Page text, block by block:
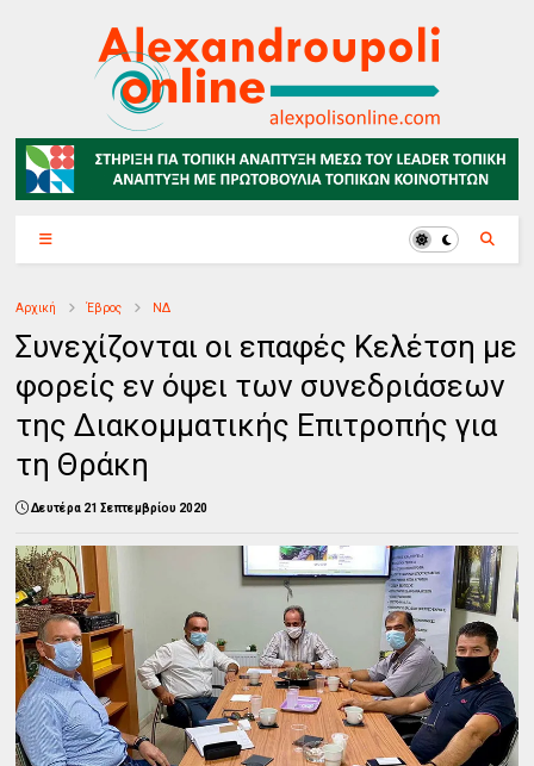
Αρχική Έβρος ΝΔ
Συνεχίζονται οι επαφές Κελέτση με
φορείς εν όψει των συνεδριάσεων
της Διακομματικής Επιτροπής για
τη Θράκη
Δευτέρα 21 Σεπτεμβρίου 2020